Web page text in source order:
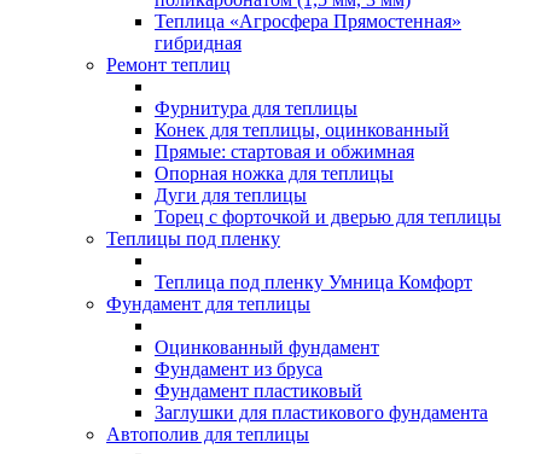
Теплица «Агросфера Прямостенная»
гибридная
Ремонт теплиц
Фурнитура для теплицы
Конек для теплицы, оцинкованный
Прямые: стартовая и обжимная
Опорная ножка для теплицы
Дуги для теплицы
Торец с форточкой и дверью для теплицы
Теплицы под пленку
Теплица под пленку Умница Комфорт
Фундамент для теплицы
Оцинкованный фундамент
Фундамент из бруса
Фундамент пластиковый
Заглушки для пластикового фундамента
Автополив для теплицы